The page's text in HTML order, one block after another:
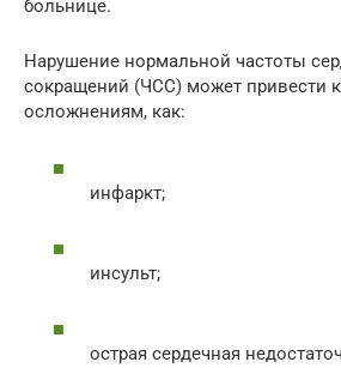
больнице.
Нарушение нормальной частоты
сокращений (ЧСС) может привести
осложнениям, как:
инфаркт;
инсульт;
острая сердечная